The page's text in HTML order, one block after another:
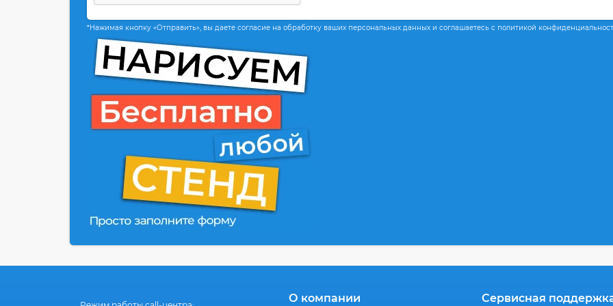
*Нажимая кнопку «Отправить», вы даете согласие на обработку ваших персональных данных и соглашаетесь с политикой
О компании Сервисная